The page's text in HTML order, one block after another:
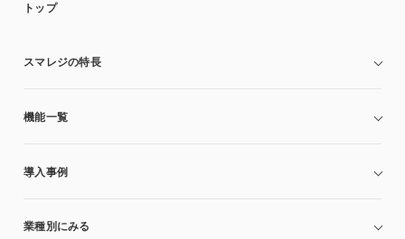
トップ
スマレジの特長
機能一覧
導入事例
業種別にみる